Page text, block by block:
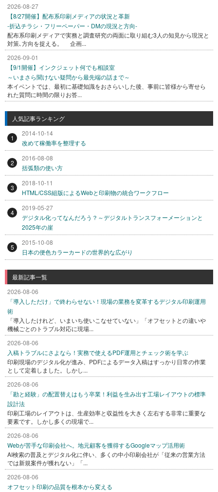
2026-08-27
【8/27開催】配布系印刷メディアの状況と革新
-折込チラシ・フリーペーパー・DMの現況と方向-
配布系印刷メディアで実務と調査研究の両面に取り組む3人の知見から現況と
対策､方向を捉える。 企画...
2026-09-01
【9/1開催】インクジェット何でも相談室
～いまさら聞けない疑問から最先端の話まで～
本イベントでは、最初に基礎知識をおさらいした後、事前に皆様から寄せら
れた質問に時間の限りお答...
人気記事ランキング
1
2014-10-14
改めて稼働率を整理する
2
2016-08-08
括弧類の使い方
3
2018-10-11
HTML/CSS組版によるWebと印刷物の統合ワークフロー
4
2019-05-27
デジタル化ってなんだろう？～デジタルトランスフォーメーションと
2025年の崖
5
2015-10-08
日本の便色カラーカードの世界的な広がり
最新記事一覧
2026-08-06
「導入しただけ」で終わらせない！現場の業務を変革するデジタル印刷運用
術
「導入したけれど、いまいち使いこなせていない」「オフセットとの違いや
機械ごとのトラブル対応に現場...
2026-08-06
入稿トラブルにさよなら！実務で使えるPDF運用とチェック術を学ぶ
印刷現場のデジタル化が進み、PDFによるデータ入稿はすっかり日常の作業
として定着しました。しかし...
2026-08-06
「勘と経験」の配置替えはもう卒業！利益を生み出す工場レイアウトの標準
設計法
印刷工場のレイアウトは、生産効率と収益性を大きく左右する非常に重要な
要素です。しかし多くの現場で...
2026-08-06
Webが苦手な印刷会社へ。地元顧客を獲得するGoogleマップ活用術
AI検索の普及とデジタル化に伴い、多くの中小印刷会社が「従来の営業方法
では新規案件が獲れない」「...
2026-08-06
オフセット印刷の品質を根本から変える